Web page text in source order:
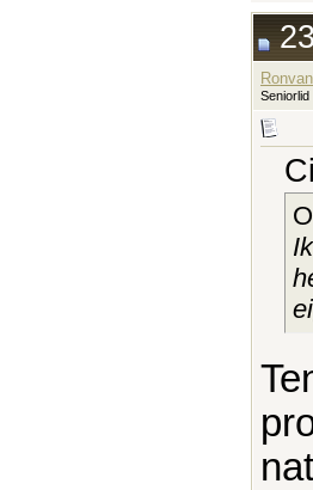
Seniorlid